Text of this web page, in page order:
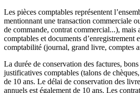
Les pièces comptables représentent
mentionnant une transaction commerciale
de commande, contrat commercial...), mais
comptables et documents d’enregistrement
comptabilité (journal, grand livre, comptes
La durée de conservation des factures,
justificatives comptables (talons de
de 10 ans. Le délai de conservation des
annuels est également de 10 ans. Les